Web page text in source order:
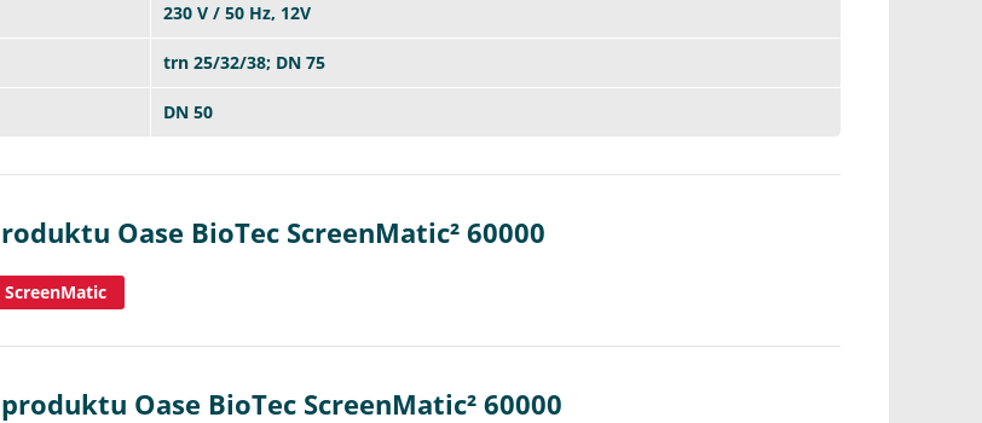
230 V / 50 Hz, 12V
trn 25/32/38; DN 75
DN 50
Oase BioTec ScreenMatic² 60000
ScreenMatic
Oase BioTec ScreenMatic² 60000